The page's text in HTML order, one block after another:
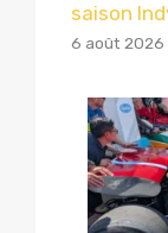
saison
6 août 2026